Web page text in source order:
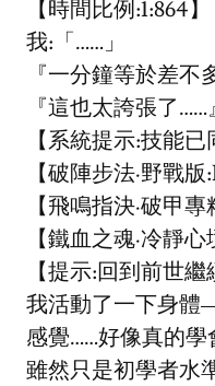
【時間比例:1:864】
我:「……」
『一分鐘等於差不
『這也太誇張了……』
【系統提示:技能已
【破陣步法·野戰
【飛鳴指決·破甲
【鐵血之魂·冷靜心
【提示:回到前世
我活動了一下身
感覺……好像真的學
雖然只是初學者